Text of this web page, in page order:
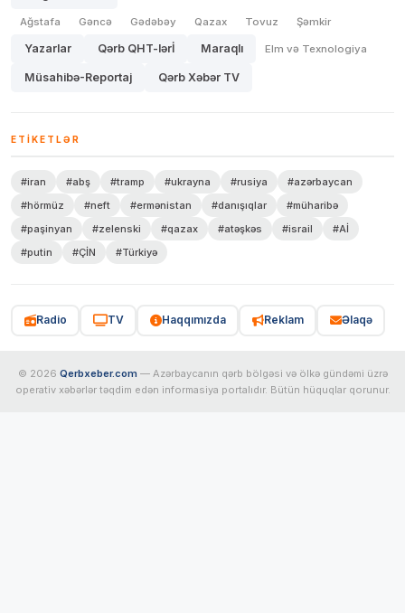
Ağstafa Gəncə Gədəbəy Qazax Tovuz Şəmkir
Yazarlar Qərb QHT-lərİ Maraqlı Elm və Texnologiya
Müsahibə-Reportaj Qərb Xəbər TV
ETIKETLƏR
#iran #abş #tramp #ukrayna #rusiya
#azərbaycan
#hörmüz
#neft #ermənistan #danışıqlar
#müharibə
#paşinyan
#zelenski #qazax #atəşkəs #israil
#Aİ
#putin
#ÇİN #Türkiyə
Radio TV Haqqımızda Reklam Əlaqə
© 2026 Qerbxeber.com — Azərbaycanın qərb bölgəsi və ölkə gündəmi üzrə
operativ xəbərlər təqdim edən informasiya portalıdır. Bütün hüquqlar qorunur.